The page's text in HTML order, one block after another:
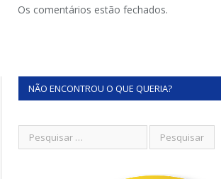
Os comentários estão fechados.
NÃO ENCONTROU O QUE QUERIA?